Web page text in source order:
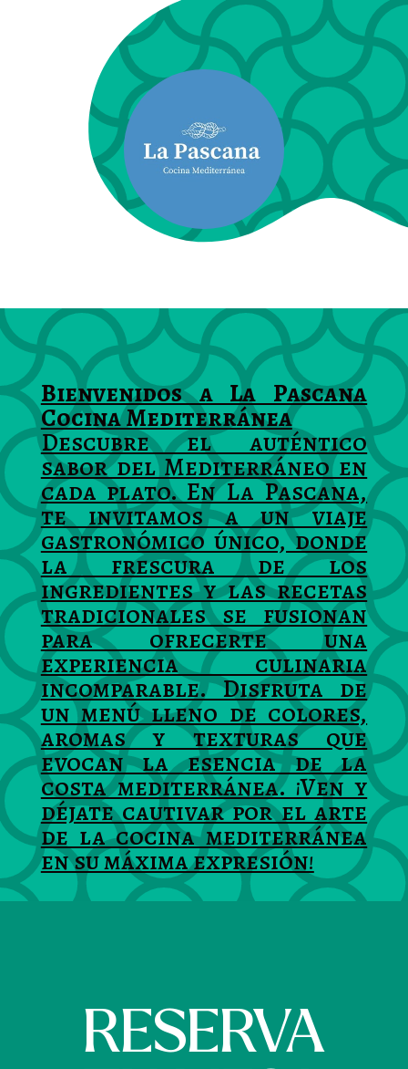
Bienvenidos a La Pascana
Cocina Mediterránea
Descubre el auténtico
sabor del Mediterráneo en
cada plato. En La Pascana,
te invitamos a un viaje
gastronómico único, donde
la frescura de los
ingredientes y las recetas
tradicionales se fusionan
para ofrecerte una
experiencia culinaria
incomparable. Disfruta de
un menú lleno de colores,
aromas y texturas que
evocan la esencia de la
costa mediterránea. ¡Ven y
déjate cautivar por el arte
de la cocina mediterránea
en su máxima expresión!
RESERVA